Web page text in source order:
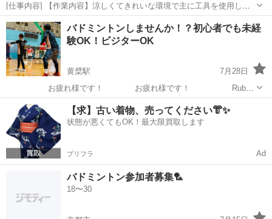
[仕事内容] 【作業内容】涼しくてきれいな環境で主に工具を使用して
ガスメータを分解する作業です。 分解した部品の仕分けや塗装工程に
も携わります。 一部組立手元でできる簡単な組立のお仕事もお任せし
ます。 【取扱製品】ガスメータ...
京都 京都市 工場
バドミントンしませんか！？初心者でも未経
験OK！ビジターOK
黄檗駅
7月28日
お疲れ様です！ お疲れ様です！ Ruby
練習 8月1日 土曜 西宇治体育館 18時～22時 8月3日 月曜 黄檗
体育館 18時～22時 8月5日 水曜 西宇治体育館 18時～...
京都 黄檗駅 バドミントン 体育館
【求】古い着物、売ってください👘✨
状態が悪くてもOK！最大限買取します
プリフラ Ad
バドミントン参加者募集🏸
18〜30